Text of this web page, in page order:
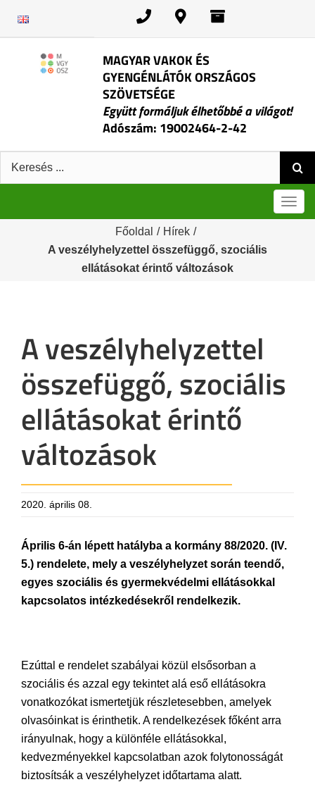
MAGYAR VAKOK ÉS
GYENGÉNLÁTÓK ORSZÁGOS
SZÖVETSÉGE
Együtt formáljuk élhetőbbé a világot!
Adószám: 19002464-2-42
Keresés:
Főoldal / Hírek /
A veszélyhelyzettel összefüggő, szociális
ellátásokat érintő változások
A veszélyhelyzettel
összefüggő, szociális
ellátásokat érintő
változások
2020. április 08.
Április 6-án lépett hatályba a kormány 88/2020. (IV.
5.) rendelete, mely a veszélyhelyzet során teendő,
egyes szociális és gyermekvédelmi ellátásokkal
kapcsolatos intézkedésekről rendelkezik.
Ezúttal e rendelet szabályai közül elsősorban a
szociális és azzal egy tekintet alá eső ellátásokra
vonatkozókat ismertetjük részletesebben, amelyek
olvasóinkat is érinthetik. A rendelkezések főként arra
irányulnak, hogy a különféle ellátásokkal,
kedvezményekkel kapcsolatban azok folytonosságát
biztosítsák a veszélyhelyzet időtartama alatt.